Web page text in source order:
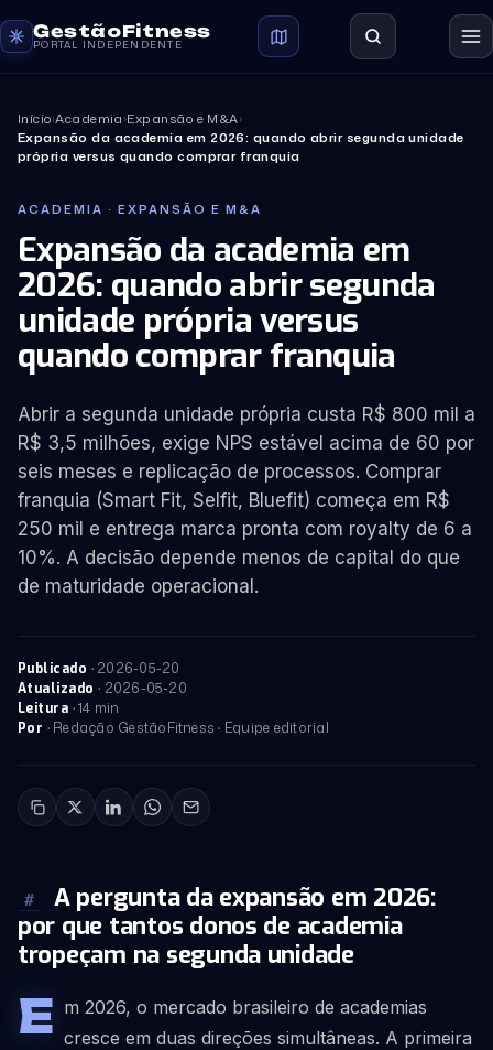
GestãoFitness
PORTAL INDEPENDENTE
Início›Academia›Expansão e M&A›
Expansão da academia em 2026: quando abrir segunda unidade
própria versus quando comprar franquia
ACADEMIA · EXPANSÃO E M&A
Expansão da academia em
2026: quando abrir segunda
unidade própria versus
quando comprar franquia
Abrir a segunda unidade própria custa R$ 800 mil a
R$ 3,5 milhões, exige NPS estável acima de 60 por
seis meses e replicação de processos. Comprar
franquia (Smart Fit, Selfit, Bluefit) começa em R$
250 mil e entrega marca pronta com royalty de 6 a
10%. A decisão depende menos de capital do que
de maturidade operacional.
Publicado · 2026-05-20
Atualizado · 2026-05-20
Leitura · 14 min
Por · Redação GestãoFitness · Equipe editorial
#
A pergunta da expansão em 2026:
por que tantos donos de academia
tropeçam na segunda unidade
E m 2026, o mercado brasileiro de academias
cresce em duas direções simultâneas. A primeira